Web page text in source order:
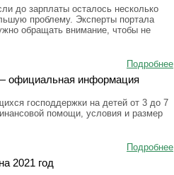
до зарплаты осталось несколько
проблему. Эксперты портала
обращать внимание, чтобы не
Подробнее
официальная информация
господдержки на детей от 3 до 7
помощи, условия и размер
Подробнее
2021 год